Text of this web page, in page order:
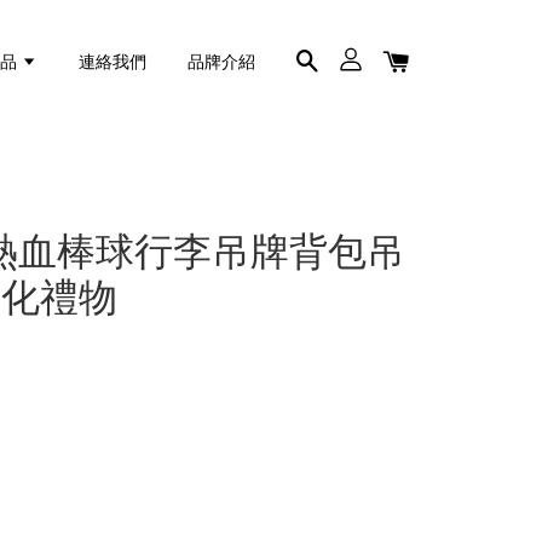
連絡我們 品牌介紹
血棒球行李吊牌背包吊
禮物